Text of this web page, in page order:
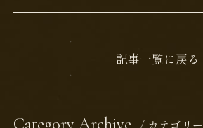
記事一覧に戻る
Category Archive / カテゴリー